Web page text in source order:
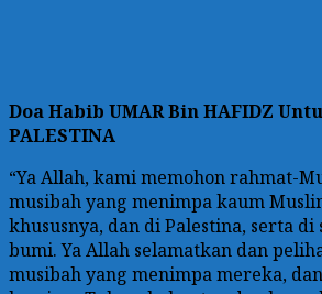
DoaHabib UMAR Bin HAFIDZ
PALESTINA
“Ya Allah, kami memohon rahmat-
musibah yang menimpa kaum
khususnya, dan di Palestina, serta
bumi. Ya Allah selamatkan dan
musibah yang menimpa mereka,